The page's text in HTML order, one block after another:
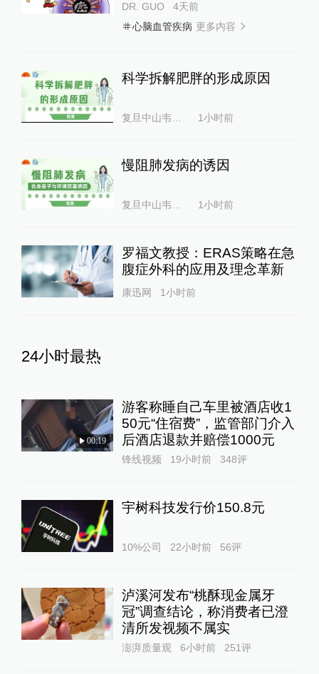
DR. GUO
4天前
心脑血管疾病 更多内容
科学拆解肥胖的形成原因
1小时前
慢阻肺发病的诱因
复旦中山韦素兰 1小时前
罗福文教授：ERAS策略在急
腹症外科的应用及理念革新
康迅网 1小时前
24小时最热
00:19
游客称睡自己车里被酒店收1
50元“住宿费”，监管部门介入
后酒店退款并赔偿1000元
锋线视频 19小时前 348评
宇树科技发行价150.8元
10%公司 22小时前 56评
泸溪河发布“桃酥现金属牙
冠”调查结论，称消费者已澄
清所发视频不属实
澎湃质量观 6小时前 251评